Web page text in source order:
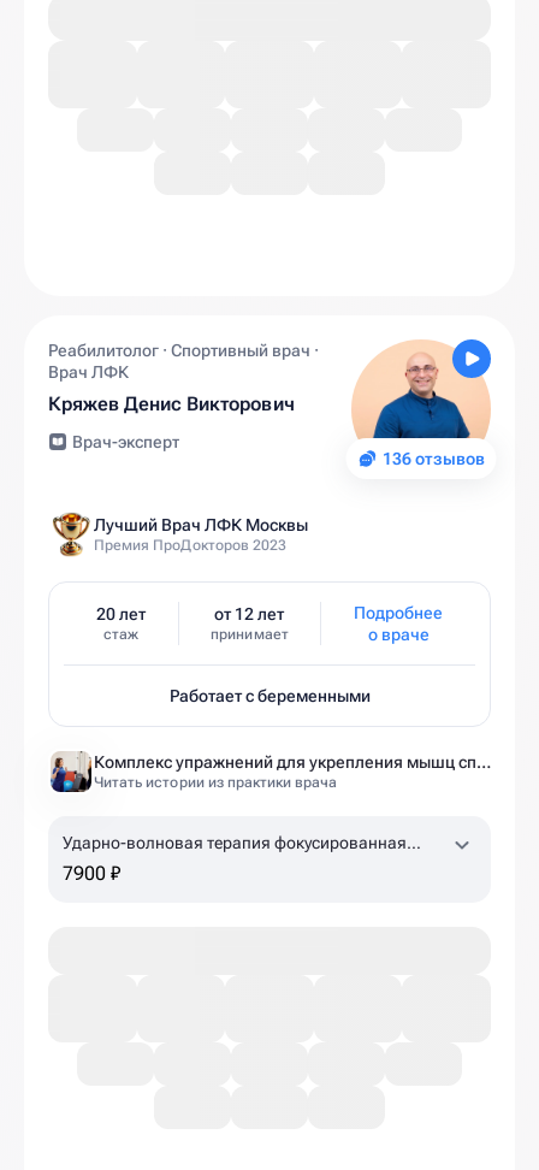
136 отзывов
Реабилитолог · Спортивный врач ·
Врач ЛФК
Кряжев Денис Викторович
Врач-эксперт
Лучший Врач ЛФК Москвы
Премия ПроДокторов 2023
20 лет
стаж
от 12 лет
принимает
Подробнее
о враче
Работает с беременными
Комплекс упражнений для укрепления мышц спины и позвоночника от экспертов Ист Клиники
Читать истории из практики врача
Ударно-волновая терапия фокусированная
2500 ударов
7900 ₽